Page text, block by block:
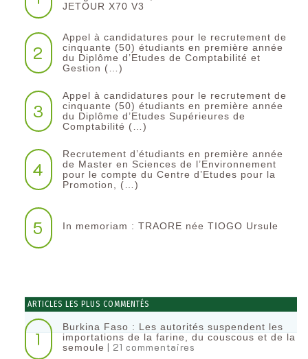
JETOUR X70 V3
2
Appel à candidatures pour le recrutement de
cinquante (50) étudiants en première année
du Diplôme d’Etudes de Comptabilité et
Gestion (…)
3
Appel à candidatures pour le recrutement de
cinquante (50) étudiants en première année
du Diplôme d’Etudes Supérieures de
Comptabilité (…)
4
Recrutement d’étudiants en première année
de Master en Sciences de l’Environnement
pour le compte du Centre d’Etudes pour la
Promotion, (…)
5 In memoriam : TRAORE née TIOGO Ursule
ARTICLES LES PLUS COMMENTÉS
1
Burkina Faso : Les autorités suspendent les
importations de la farine, du couscous et de la
semoule | 21 commentaires